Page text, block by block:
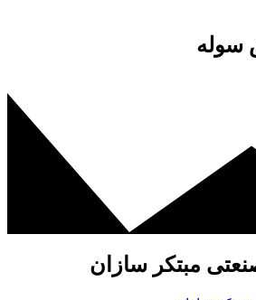
سوله
مبتکر سازان